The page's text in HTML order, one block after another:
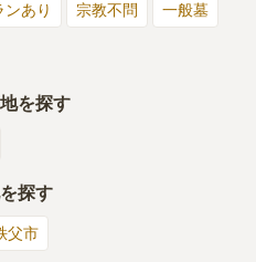
ンあり 宗教不問 一般墓
を探す
探す
父市